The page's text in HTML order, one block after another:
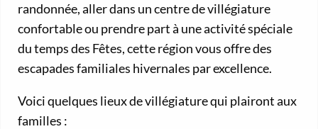
randonnée, aller dans un centre de villégiature
confortable ou prendre part à une activité spéciale
du temps des Fêtes, cette région vous offre des
escapades familiales hivernales par excellence.
Voici quelques lieux de villégiature qui plairont aux
familles :